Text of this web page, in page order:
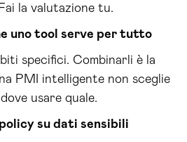
la valutazione tu.
uno tool serve per tutto
specifici. Combinarli è la
PMI intelligente non sceglie
usare quale.
su dati sensibili